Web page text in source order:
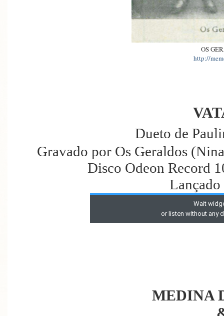
OS
http://
Dueto de
Gravado por Os Geraldos
Disco Odeon Record
MEDINA